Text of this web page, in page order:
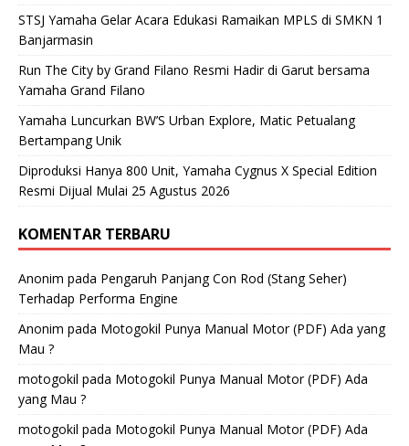
STSJ Yamaha Gelar Acara Edukasi Ramaikan MPLS di SMKN 1
Banjarmasin
Run The City by Grand Filano Resmi Hadir di Garut bersama
Yamaha Grand Filano
Yamaha Luncurkan BW’S Urban Explore, Matic Petualang
Bertampang Unik
Diproduksi Hanya 800 Unit, Yamaha Cygnus X Special Edition
Resmi Dijual Mulai 25 Agustus 2026
KOMENTAR TERBARU
Anonim pada Pengaruh Panjang Con Rod (Stang Seher)
Terhadap Performa Engine
Anonim pada Motogokil Punya Manual Motor (PDF) Ada yang
Mau ?
motogokil pada Motogokil Punya Manual Motor (PDF) Ada
yang Mau ?
motogokil pada Motogokil Punya Manual Motor (PDF) Ada